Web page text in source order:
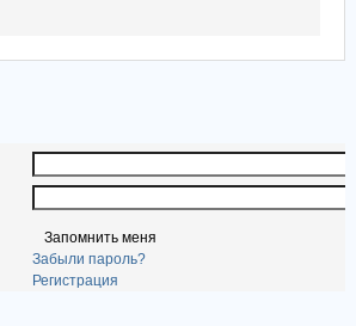
Запомнить меня
Забыли пароль?
Регистрация